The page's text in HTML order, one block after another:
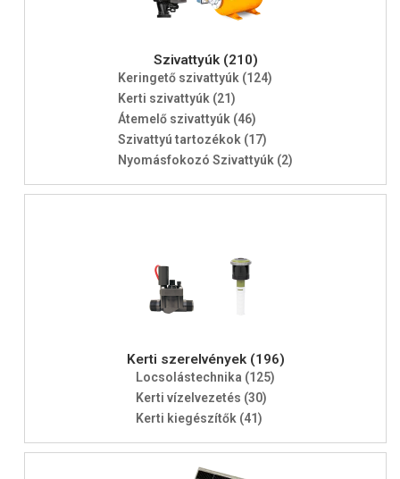
Szivattyúk (210)
Keringető szivattyúk (124)
Kerti szivattyúk (21)
Átemelő szivattyúk (46)
Szivattyú tartozékok (17)
Nyomásfokozó Szivattyúk (2)
Kerti szerelvények (196)
Locsolástechnika (125)
Kerti vízelvezetés (30)
Kerti kiegészítők (41)